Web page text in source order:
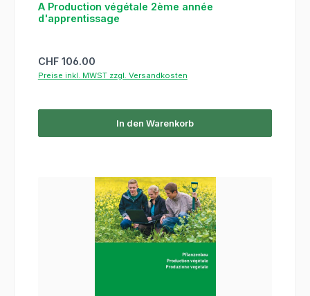
A Production végétale 2ème année
d'apprentissage
Regulärer Preis:
CHF 106.00
Preise inkl. MWST zzgl. Versandkosten
In den Warenkorb